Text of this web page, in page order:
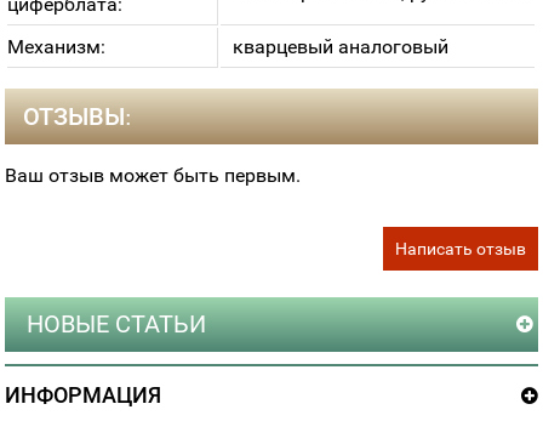
Механизм: кварцевый аналоговый
ОТЗЫВЫ:
Ваш отзыв может быть первым.
Написать отзыв
НОВЫЕ СТАТЬИ
ИНФОРМАЦИЯ